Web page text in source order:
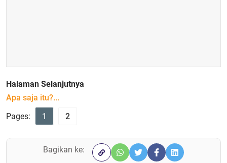
Halaman Selanjutnya
Apa saja itu?...
Pages:
1 2
Bagikan ke: